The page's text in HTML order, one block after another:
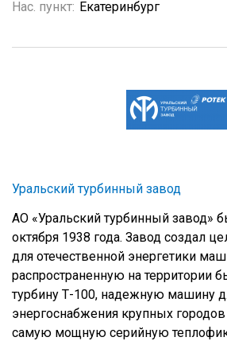
Нас. пункт: Екатеринбург
Уральский турбинный завод
АО «Уральский турбинный завод»
октября 1938 года. Завод создал
для отечественной энергетики
распространенную на территории
турбину Т-100, надежную машину
энергоснабжения крупных
самую мощную серийную